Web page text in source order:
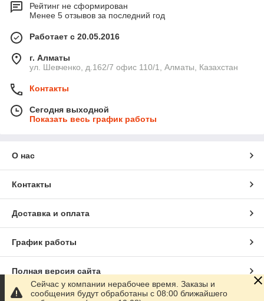
Рейтинг не сформирован
Менее 5 отзывов за последний год
Работает с 20.05.2016
г. Алматы
ул. Шевченко, д.162/7 офис 110/1, Алматы, Казахстан
Контакты
Сегодня выходной
Показать весь график работы
О нас
Контакты
Доставка и оплата
График работы
Полная версия сайта
Сейчас у компании нерабочее время. Заказы и
сообщения будут обработаны с 08:00 ближайшего